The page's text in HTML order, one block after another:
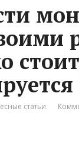
статьи